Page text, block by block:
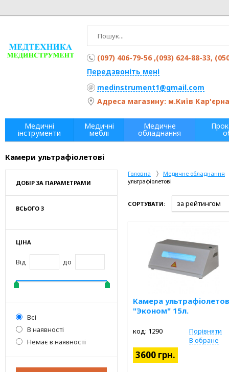
Камери ультрафіолетові
Головна
Медичне обладнання
ультрафіолетові
СОРТУВАТИ:
Камера
"Эконом" 15л.
код: 1290
Порівняти
В обране
3600 грн.
ДОБІР ЗА ПАРАМЕТРАМИ
ВСЬОГО 3
ЦІНА
Від до
Всі
В наявності
Немає в наявності
(097) 406-79-56 ,(093) 624-88-33,
Передзвоніть мені
medinstrument1@gmail.com
Адреса магазину: м.Київ
Медичні
інструменти
Медичні
меблі
Медичне
обладнання